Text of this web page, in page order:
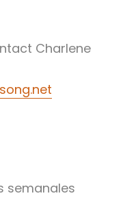
Charlene
semanales